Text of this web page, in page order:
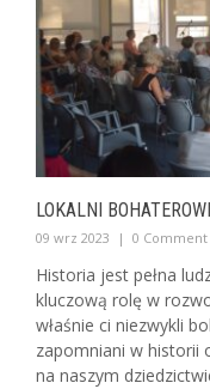
LOKALNI
09 wrz 2023 | 0 Comment
Historia jest pełna
kluczową rolę w
właśnie ci niezwykli
zapomniani w historii
na naszym